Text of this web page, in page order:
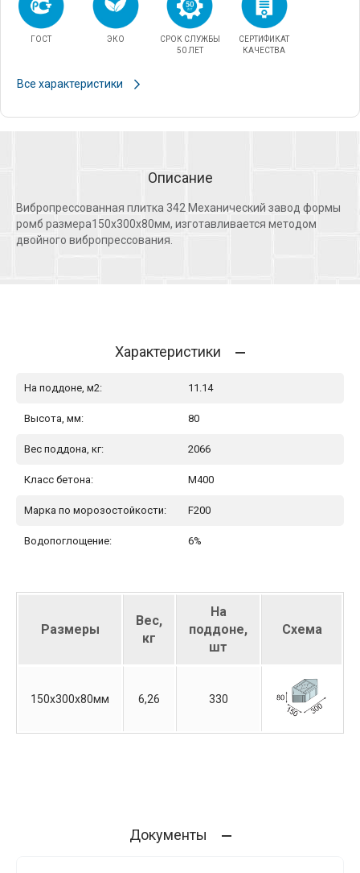
ГОСТ ЭКО
СРОК СЛУЖБЫ
50 ЛЕТ
СЕРТИФИКАТ
КАЧЕСТВА
Все характеристики
Описание
Вибропрессованная плитка 342 Механический завод формы
ромб размера150х300х80мм, изготавливается методом
двойного вибропрессования.
Характеристики
На поддоне, м2: 11.14
Высота, мм: 80
Вес поддона, кг: 2066
Класс бетона: М400
Марка по морозостойкости: F200
Водопоглощение: 6%
Размеры
Вес,
кг
На
поддоне,
шт
Схема
150х300х80мм 6,26 330
Документы